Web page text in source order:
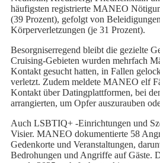
häufigsten registrierte MANEO
(39 Prozent), gefolgt von
Körperverletzungen (je 31 Prozent).
Besorgniserregend bleibt die gezielte
Cruising-Gebieten wurden mehrfach
Kontakt gesucht hatten, in Fallen
verletzt. Zudem meldete MANEO elf
Kontakt über Datingplattformen, bei
arrangierten, um Opfer auszurauben
Auch LSBTIQ+ -Einrichtungen und
Visier. MANEO dokumentierte 58
Gedenkorte und Veranstaltungen,
Bedrohungen und Angriffe auf Gäste.